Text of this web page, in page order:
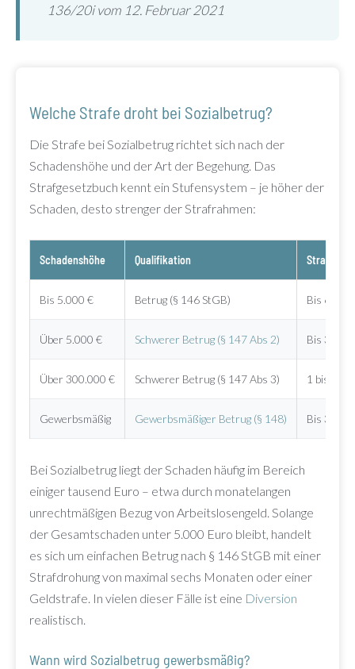
136/20i vom 12. Februar 2021
Welche Strafe droht bei Sozialbetrug?
Die Strafe bei Sozialbetrug richtet sich nach der
Schadenshöhe und der Art der Begehung. Das
Strafgesetzbuch kennt ein Stufensystem – je höher der
Schaden, desto strenger der Strafrahmen:
Schadenshöhe Qualifikation
Bis 5.000 € Betrug (§ 146 StGB) Bis 6
Über 5.000 € Schwerer Betrug (§ 147 Abs 2) Bis 3
Über 300.000 € Schwerer Betrug (§ 147 Abs 3) 1 bis 10
Gewerbsmäßig Gewerbsmäßiger Betrug (§ 148) Bis 3
Bei Sozialbetrug liegt der Schaden häufig im Bereich
einiger tausend Euro – etwa durch monatelangen
unrechtmäßigen Bezug von Arbeitslosengeld. Solange
der Gesamtschaden unter 5.000 Euro bleibt, handelt
es sich um einfachen Betrug nach § 146 StGB mit einer
Strafdrohung von maximal sechs Monaten oder einer
Geldstrafe. In vielen dieser Fälle ist eine Diversion
realistisch.
Wann wird Sozialbetrug gewerbsmäßig?